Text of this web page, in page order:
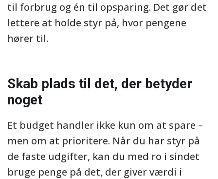
til forbrug og én til opsparing. Det gør det
lettere at holde styr på, hvor pengene
hører til.
Skab plads til det, der betyder
noget
Et budget handler ikke kun om at spare –
men om at prioritere. Når du har styr på
de faste udgifter, kan du med ro i sindet
bruge penge på det, der giver værdi i